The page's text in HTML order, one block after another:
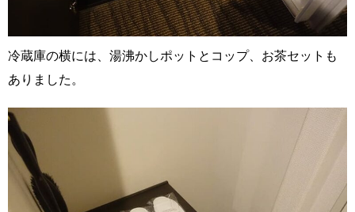
冷蔵庫の横には、湯沸かしポットとコップ、お茶セットも
ありました。